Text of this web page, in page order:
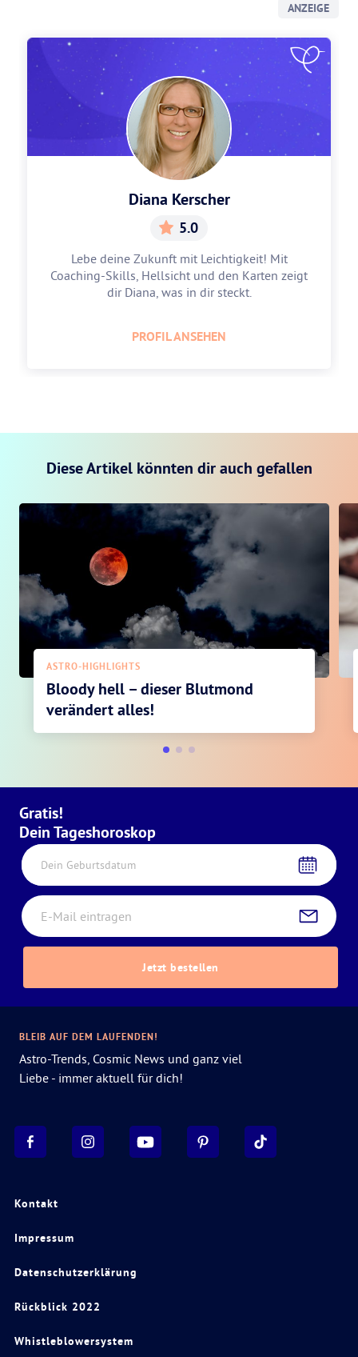
ANZEIGE
Diana Kerscher
5.0
Lebe deine Zukunft mit Leichtigkeit! Mit
Coaching-Skills, Hellsicht und den Karten zeigt
dir Diana, was in dir steckt.
PROFIL ANSEHEN
Diese Artikel könnten dir auch gefallen
ASTRO-HIGHLIGHTS
Bloody hell – dieser Blutmond
verändert alles!
Gratis!
Dein Tageshoroskop
Dein Geburtsdatum
Jetzt bestellen
Kontakt
Impressum
Datenschutzerklärung
Rückblick 2022
Whistleblowersystem
BLEIB AUF DEM LAUFENDEN!
Astro-Trends, Cosmic News und ganz viel
Liebe - immer aktuell für dich!